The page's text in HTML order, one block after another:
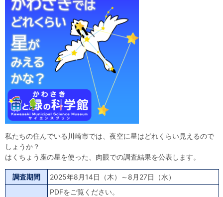
開館時間・プラネタリウム投影時間・観覧料
カフェ・ショップ
アクセス・駐車場
科学館資料の特別利用料
団体利用予約
学校団体
幼稚園・保育園団体
一般団体
かわさき星空ウォッチング
出前科学実験教室
プラネタリウム一般団体貸切利用「星空自由空間」
科学館概要
基本理念
沿革
計画・年報・評価・議事録
青少年科学館運営基本計画
年報
事業評価
議事録
研究資料
研究の紹介
川崎市自然環境調査報告
図録
紀要
年報
出版物
生田緑地の植物
お問い合わせ
よくある質問
日本語
私たちの住んでいる川崎市では、夜空に星はどれくらい見えるので
しょうか？
はくちょう座の星を使った、肉眼での調査結果を公表します。
調査期間 2025年8月14日（木）～8月27日（水）
PDFをご覧ください。